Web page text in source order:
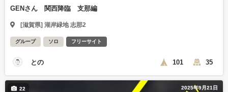
GENさん 関西降臨 支那編
[滋賀県] 湖岸緑地 志那2
グループ ソロ フリーサイト
との 101 35
2025年9月21日
22